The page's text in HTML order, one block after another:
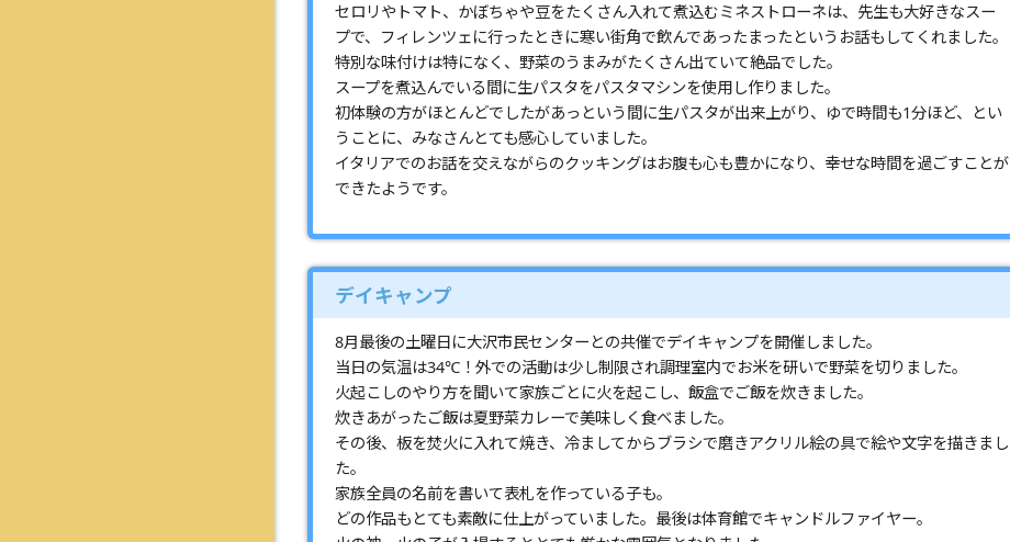
セロリやトマト、かぼちゃや豆をたくさん入れて煮込むミネストローネは、先生も大好きなスー
プで、フィレンツェに行ったときに寒い街角で飲んであったまったというお話もしてくれました。
特別な味付けは特になく、野菜のうまみがたくさん出ていて絶品でした。
スープを煮込んでいる間に生パスタをパスタマシンを使用し作りました。
初体験の方がほとんどでしたがあっという間に生パスタが出来上がり、ゆで時間も1分ほど、とい
うことに、みなさんとても感心していました。
イタリアでのお話を交えながらのクッキングはお腹も心も豊かになり、幸せな時間を過ごすことが
できたようです。
デイキャンプ
8月最後の土曜日に大沢市民センターとの共催でデイキャンプを開催しました。
当日の気温は34℃！外での活動は少し制限され調理室内でお米を研いで野菜を切りました。
火起こしのやり方を聞いて家族ごとに火を起こし、飯盒でご飯を炊きました。
炊きあがったご飯は夏野菜カレーで美味しく食べました。
その後、板を焚火に入れて焼き、冷ましてからブラシで磨きアクリル絵の具で絵や文字を描きまし
た。
家族全員の名前を書いて表札を作っている子も。
どの作品もとても素敵に仕上がっていました。最後は体育館でキャンドルファイヤー。